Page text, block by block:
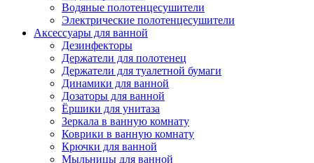
Водяные полотенцесушители
Электрические полотенцесушители
Аксессуары для ванной
Дезинфекторы
Держатели для полотенец
Держатели для туалетной бумаги
Динамики для ванной
Дозаторы для ванной
Ёршики для унитаза
Зеркала в ванную комнату
Коврики в ванную комнату
Крючки для ванной
Мыльницы для ванной